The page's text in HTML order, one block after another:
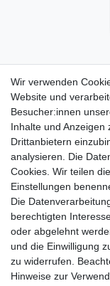
Hinweis
Wir verwenden
Website und
Besucher:innen
Inhalte und Anzeigen
Drittanbietern
analysieren. Die
Cookies. Wir teilen
Einstellungen
Die
berechtigten
oder abgelehnt
und die Einwilligung
zu widerrufen.
Hinweise zur